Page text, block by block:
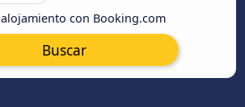
con Booking.com
Buscar